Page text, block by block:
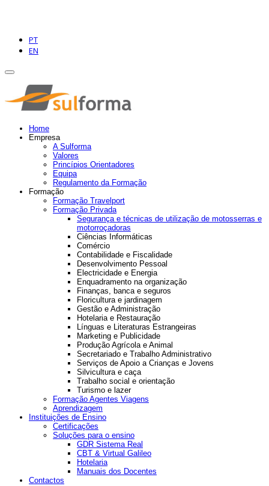
PT
EN
Home
Empresa
A Sulforma
Valores
Princípios Orientadores
Equipa
Regulamento da Formação
Formação
Formação Travelport
Formação Privada
Segurança e técnicas de utilização de motosserras e
motorroçadoras
Ciências Informáticas
Comércio
Contabilidade e Fiscalidade
Desenvolvimento Pessoal
Electricidade e Energia
Enquadramento na organização
Finanças, banca e seguros
Floricultura e jardinagem
Gestão e Administração
Hotelaria e Restauração
Línguas e Literaturas Estrangeiras
Marketing e Publicidade
Produção Agrícola e Animal
Secretariado e Trabalho Administrativo
Serviços de Apoio a Crianças e Jovens
Silvicultura e caça
Trabalho social e orientação
Turismo e lazer
Formação Agentes Viagens
Aprendizagem
Instituições de Ensino
Certificações
Soluções para o ensino
GDR Sistema Real
CBT & Virtual Galileo
Hotelaria
Manuais dos Docentes
Contactos